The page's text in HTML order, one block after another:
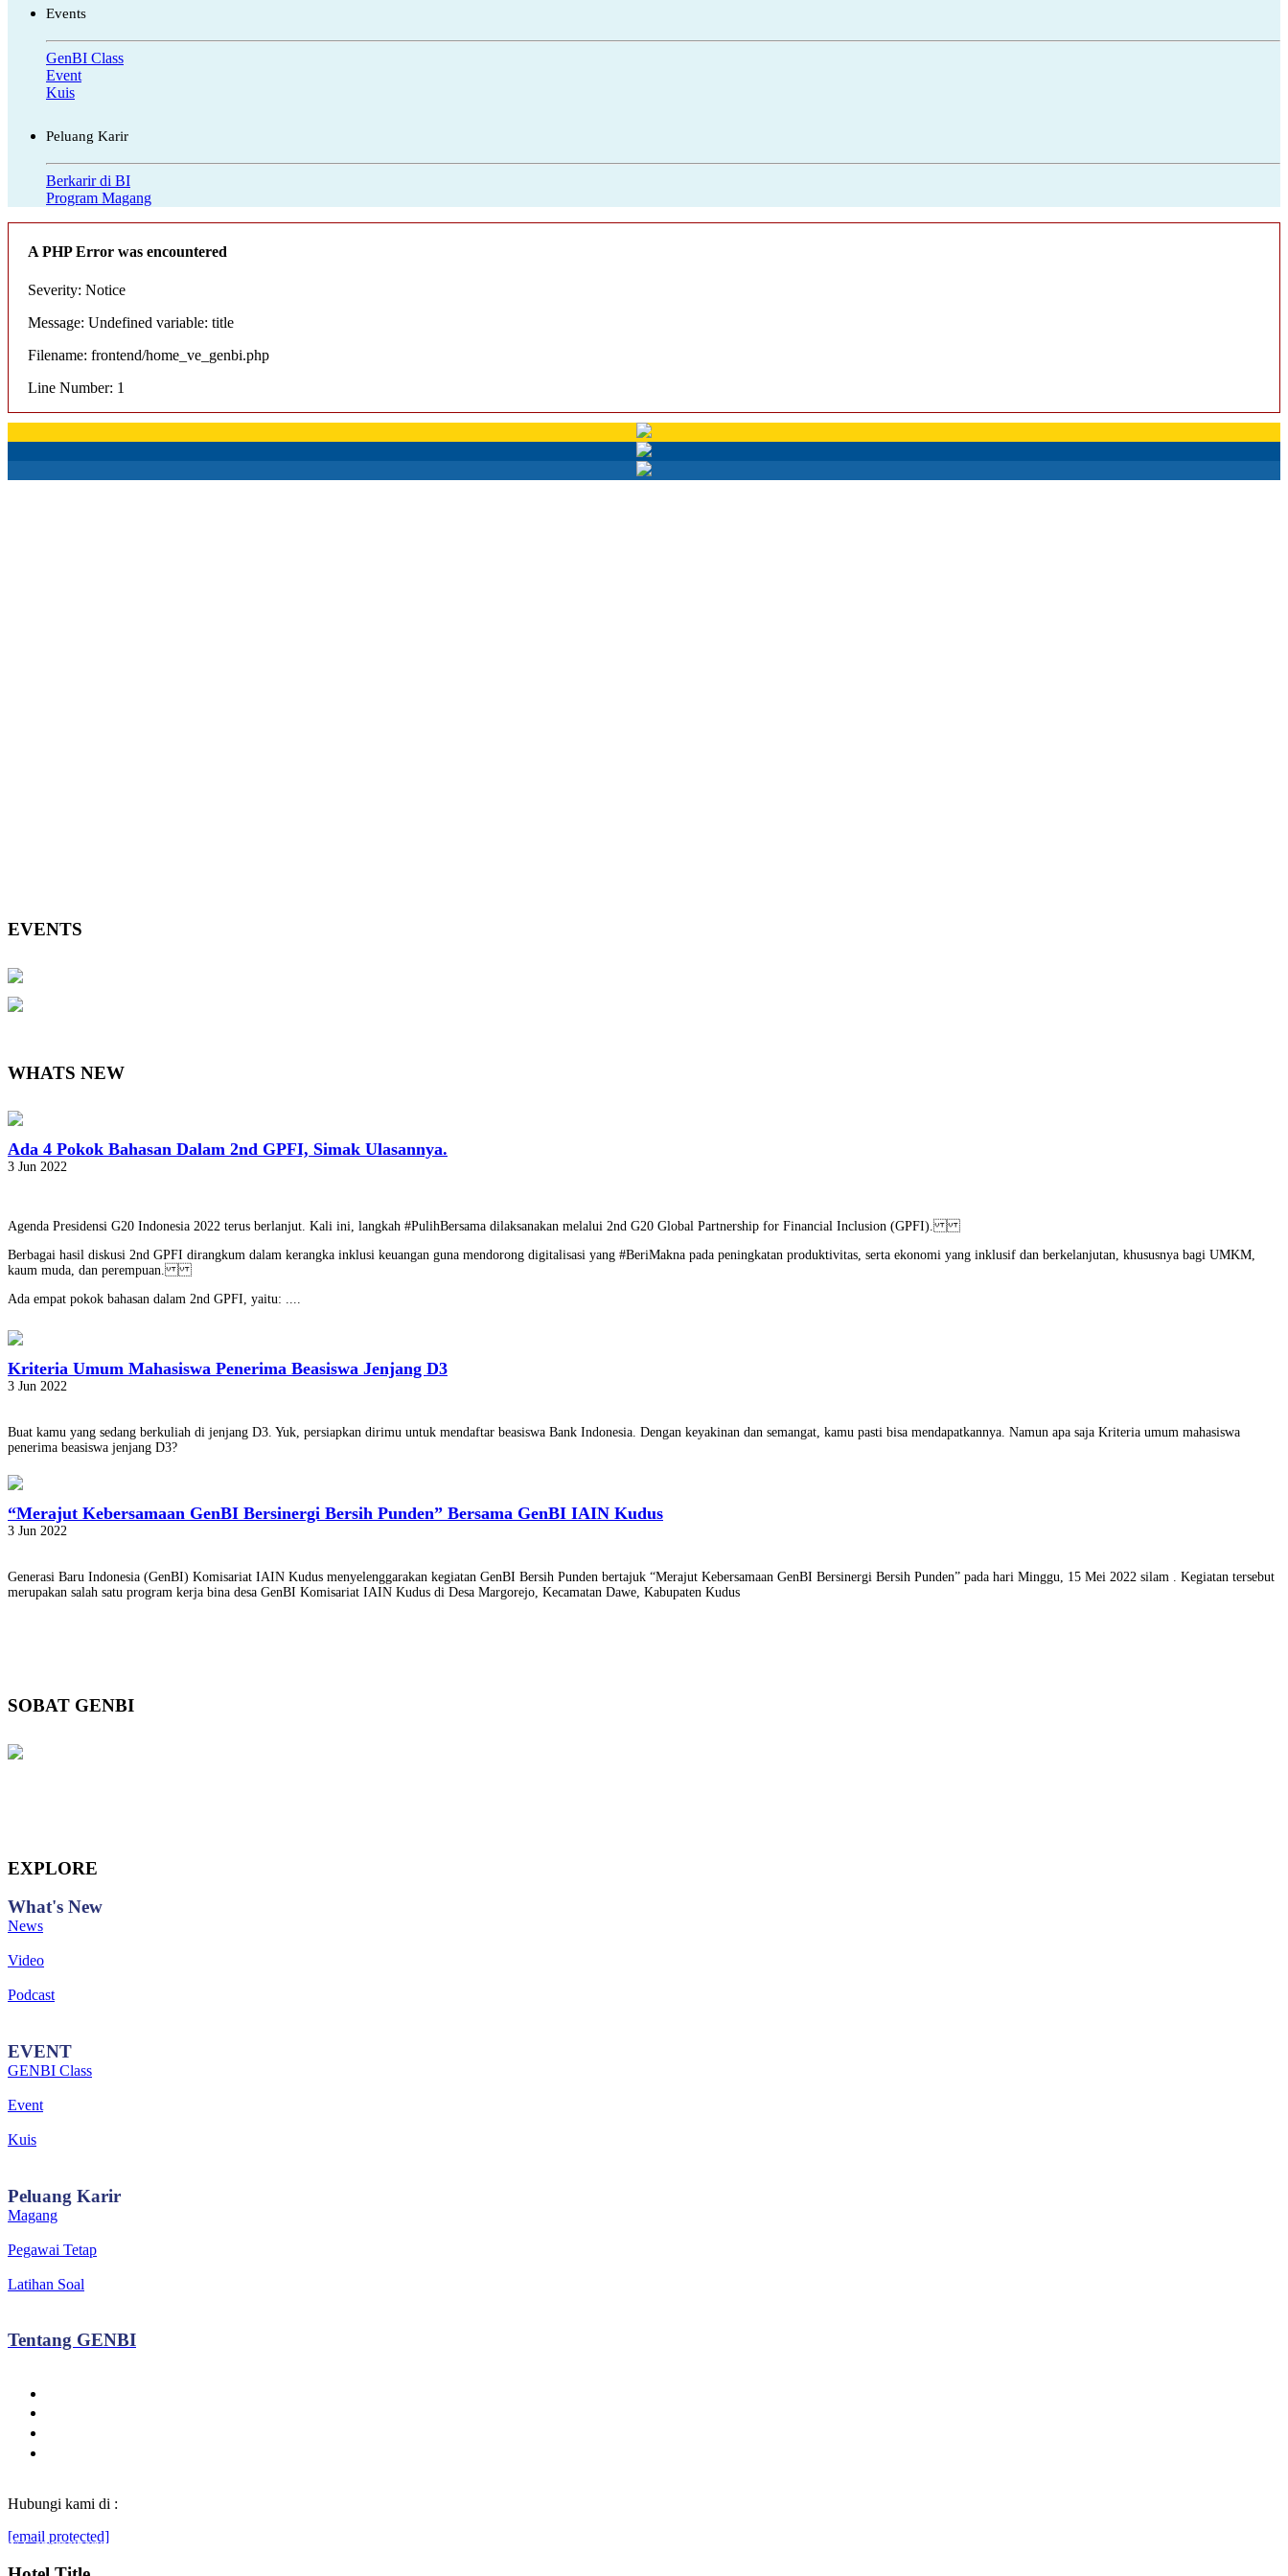
Events
GenBI Class
Event
Kuis
Peluang Karir
Berkarir di BI
Program Magang
A PHP Error was encountered
Severity: Notice
Message: Undefined variable: title
Filename: frontend/home_ve_genbi.php
Line Number: 1
EVENTS
WHATS NEW
Ada 4 Pokok Bahasan Dalam 2nd GPFI, Simak Ulasannya.
3 Jun 2022
Agenda Presidensi G20 Indonesia 2022 terus berlanjut. Kali ini, langkah #PulihBersama dilaksanakan melalui 2nd G20 Global Partnership for Financial Inclusion (GPFI).
Berbagai hasil diskusi 2nd GPFI dirangkum dalam kerangka inklusi keuangan guna mendorong digitalisasi yang #BeriMakna pada peningkatan produktivitas, serta ekonomi yang inklusif dan berkelanjutan, khususnya bagi UMKM,
kaum muda, dan perempuan.
Ada empat pokok bahasan dalam 2nd GPFI, yaitu: ....
Kriteria Umum Mahasiswa Penerima Beasiswa Jenjang D3
3 Jun 2022
Buat kamu yang sedang berkuliah di jenjang D3. Yuk, persiapkan dirimu untuk mendaftar beasiswa Bank Indonesia. Dengan keyakinan dan semangat, kamu pasti bisa mendapatkannya. Namun apa saja Kriteria umum mahasiswa
penerima beasiswa jenjang D3?
“Merajut Kebersamaan GenBI Bersinergi Bersih Punden” Bersama GenBI IAIN Kudus
3 Jun 2022
Generasi Baru Indonesia (GenBI) Komisariat IAIN Kudus menyelenggarakan kegiatan GenBI Bersih Punden bertajuk “Merajut Kebersamaan GenBI Bersinergi Bersih Punden” pada hari Minggu, 15 Mei 2022 silam . Kegiatan tersebut
merupakan salah satu program kerja bina desa GenBI Komisariat IAIN Kudus di Desa Margorejo, Kecamatan Dawe, Kabupaten Kudus
SOBAT GENBI
EXPLORE
What's New
News
Video
Podcast
EVENT
GENBI Class
Event
Kuis
Peluang Karir
Magang
Pegawai Tetap
Latihan Soal
Tentang GENBI
Hubungi kami di :
[email protected]
© Generasibaruindonesia.com 2022. All rights reserved.